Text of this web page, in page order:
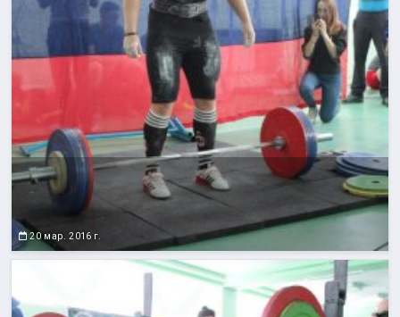
20 мар. 2016 г.